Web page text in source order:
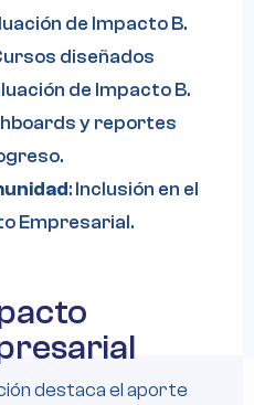
de Impacto B.
diseñados
de Impacto B.
y reportes
: Inclusión en el
Empresarial.
destaca el aporte